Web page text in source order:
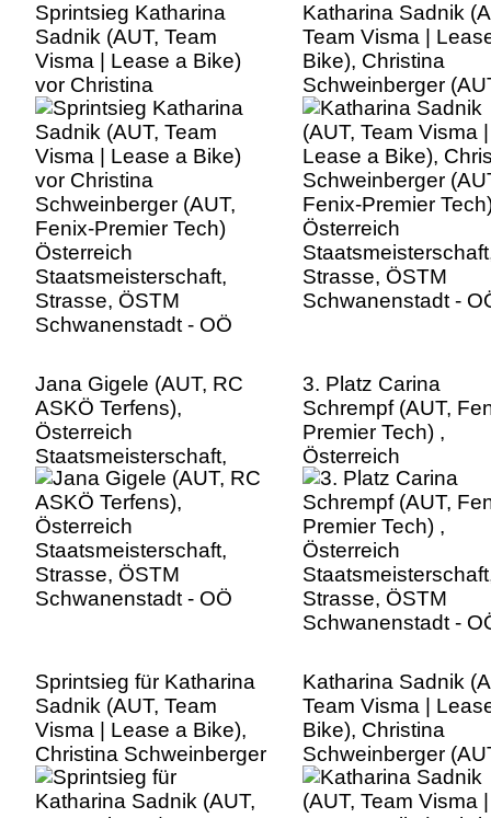
Sprintsieg Katharina
Sadnik (AUT, Team
Visma | Lease a Bike)
vor Christina
Schweinberger (AUT,
Fenix-Premier Tech)
Österreich
Staatsmeisterschaft,
Strasse, ÖSTM
Schwanenstadt - OÖ
Katharina Sadnik
Team Visma |
Bike), Christina
Schweinberger
Fenix-Premier
Österreich
Strasse, ÖSTM
Schwanenstadt -
Jana Gigele (AUT, RC
ASKÖ Terfens),
Österreich
Staatsmeisterschaft,
Strasse, ÖSTM
Schwanenstadt - OÖ
3. Platz Carina
Schrempf (AUT,
Premier Tech) ,
Österreich
Strasse, ÖSTM
Schwanenstadt -
Sprintsieg für Katharina
Sadnik (AUT, Team
Visma | Lease a Bike),
Christina Schweinberger
(AUT, Fenix-Premier
Tech), Österreich
Katharina Sadnik
Team Visma |
Bike), Christina
Schweinberger
Fenix-Premier
Österreich